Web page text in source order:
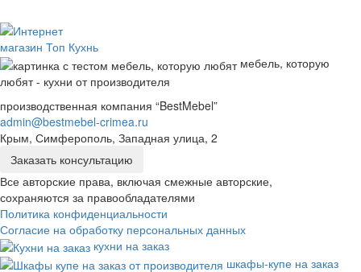
мебель, которую
любят - кухни от производителя
производственная компания “BestMebel”
admin@bestmebel-crimea.ru
Крым, Симферополь, Западная улица, 2
Заказать консультацию
Все авторские права, включая смежные авторские,
сохраняются за правообладателями
Политика конфиденциальности
Согласие на обработку персональных данных
кухни на заказ
шкафы-купе на заказ